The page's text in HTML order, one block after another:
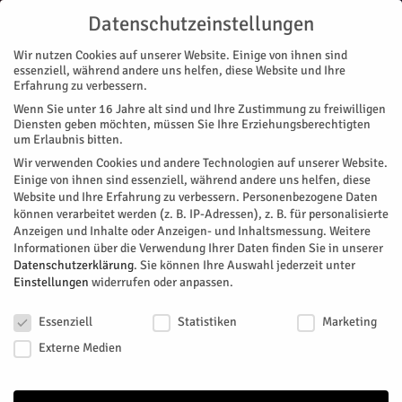
Start Die Känguru-Chroniken
Datenschutzeinstellungen
Wir nutzen Cookies auf unserer Website. Einige von ihnen sind
essenziell, während andere uns helfen, diese Website und Ihre
Erfahrung zu verbessern.
Wenn Sie unter 16 Jahre alt sind und Ihre Zustimmung zu freiwilligen
Diensten geben möchten, müssen Sie Ihre Erziehungsberechtigten
um Erlaubnis bitten.
Wir verwenden Cookies und andere Technologien auf unserer Website.
Einige von ihnen sind essenziell, während andere uns helfen, diese
Website und Ihre Erfahrung zu verbessern. Personenbezogene Daten
können verarbeitet werden (z. B. IP-Adressen), z. B. für personalisierte
Anzeigen und Inhalte oder Anzeigen- und Inhaltsmessung. Weitere
Informationen über die Verwendung Ihrer Daten finden Sie in unserer
Datenschutzerklärung. Sie können Ihre Auswahl jederzeit unter
Einstellungen widerrufen oder anpassen.
Essenziell
Statistiken
Marketing
Externe Medien